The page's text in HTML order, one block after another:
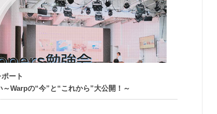
ート
Warpの“今”と“これから”大公開！～